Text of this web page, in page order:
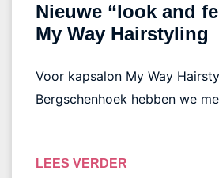
Nieuwe “look and
My Way Hairstyling
Voor kapsalon My Way
Bergschenhoek hebben we
LEES VERDER